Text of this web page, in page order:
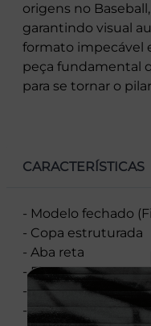
origens no
garantindo visual
formato impecável
peça fundamental
para se tornar o
CARACTERÍSTICAS
- Modelo fechado
- Copa estruturada
- Aba reta
- Flag New Era
- Licença oficial
-